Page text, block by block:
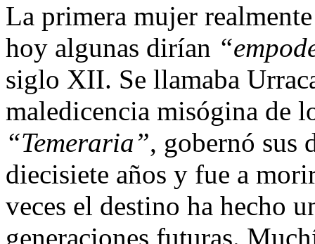
La primera mujer
hoy algunas dirían
siglo XII. Se llamaba
maledicencia misógina de
“Temeraria”, gobernó sus
diecisiete años y fue a
veces el destino ha hecho
generaciones futuras.